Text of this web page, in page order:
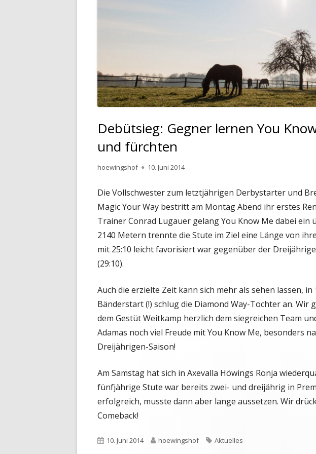
Debütsieg: Gegner lernen You
und fürchten
Autor
hoewingshof
Veröffentlicht
10. Juni 2014
Die Vollschwester zum letztjährigen Derbystarter und
Magic Your Way bestritt am Montag Abend ihr erstes
Trainer Conrad Lugauer gelang You Know Me dabei ein
2140 Metern trennte die Stute im Ziel eine Länge von
mit 25:10 leicht favorisiert war gegenüber der
(29:10).
Auch die erzielte Zeit kann sich mehr als sehen lassen, in
Bänderstart (!) schlug die Diamond Way-Tochter an. Wir
dem Gestüt Weitkamp herzlich dem siegreichen Team
Adamas noch viel Freude mit You Know Me, besonders
Dreijährigen-Saison!
Am Samstag hat sich in Axevalla Höwings Ronja
fünfjährige Stute war bereits zwei- und dreijährig in
erfolgreich, musste dann aber lange aussetzen. Wir
Comeback!
Veröffentlicht
10. Juni 2014 Autor
hoewingshof Schlagwörter
Aktuelles